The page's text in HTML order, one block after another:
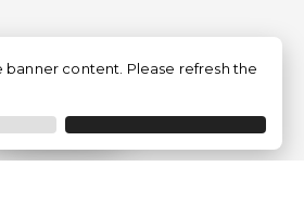
Filtro
banner content. Please refresh the